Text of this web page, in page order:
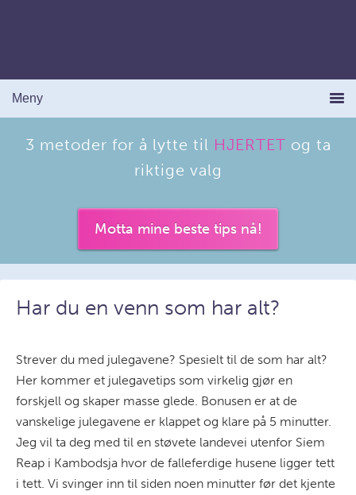
3 metoder for å lytte til HJERTET og ta
riktige valg
Motta mine beste tips nå!
Har du en venn som har alt?
Strever du med julegavene? Spesielt til de som har alt?
Her kommer et julegavetips som virkelig gjør en
forskjell og skaper masse glede. Bonusen er at de
vanskelige julegavene er klappet og klare på 5 minutter.
Jeg vil ta deg med til en støvete landevei utenfor Siem
Reap i Kambodsja hvor de falleferdige husene ligger tett
i tett. Vi svinger inn til siden noen minutter før det kjente